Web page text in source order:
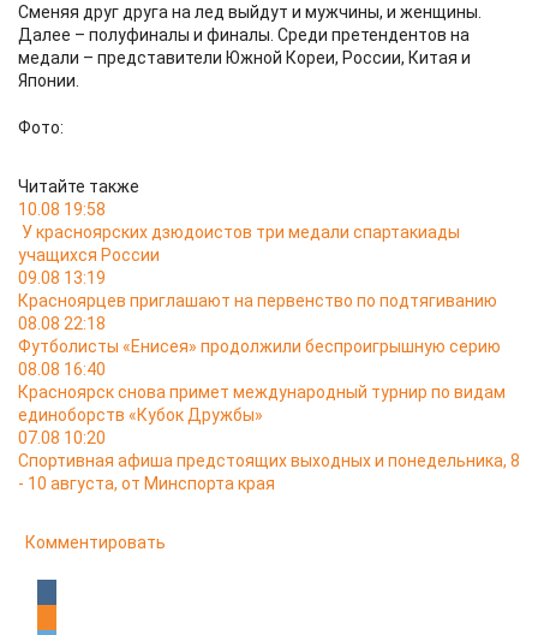
Сменяя друг друга на лед выйдут и мужчины, и женщины.
Далее – полуфиналы и финалы. Среди претендентов на
медали – представители Южной Кореи, России, Китая и
Японии.
Фото:
Читайте также
10.08 19:58
У красноярских дзюдоистов три медали спартакиады
учащихся России
09.08 13:19
Красноярцев приглашают на первенство по подтягиванию
08.08 22:18
Футболисты «Енисея» продолжили беспроигрышную серию
08.08 16:40
Красноярск снова примет международный турнир по видам
единоборств «Кубок Дружбы»
07.08 10:20
Спортивная афиша предстоящих выходных и понедельника, 8
- 10 августа, от Минспорта края
Комментировать